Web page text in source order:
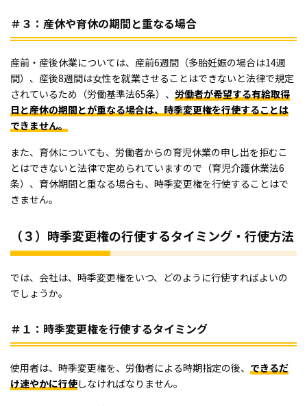
＃３：産休や育休の期間と重なる場合
産前・産後休業については、産前6週間（多胎妊娠の場合は14週
間）、産後8週間は女性を就業させることはできないと法律で規定
されているため（労働基準法65条）、 労働者が希望する有給取得
日と産休の期間とが重なる場合は、時季変更権を行使することは
できません。
また、育休についても、労働者からの育児休業の申し出を拒むこ
とはできないと法律で定められていますので（育児介護休業法6
条）、育休期間と重なる場合も、時季変更権を行使することはで
きません。
（３）時季変更権の行使するタイミング・行使方法
では、会社は、時季変更権をいつ、どのように行使すればよいの
でしょうか。
＃１：時季変更権を行使するタイミング
使用者は、時季変更権を、労働者による時期指定の後、 できるだ
け速やかに行使しなければなりません。